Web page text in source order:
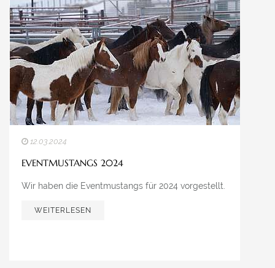
UNSERE WEITEREN WEBSEITEN
AMERICAN MUSTANG GERMANY
MUSTANG MAKEOVER
MEDIATHEK
12.03.2024
EVENTMUSTANGS 2024
Wir haben die Eventmustangs für 2024 vorgestellt.
WEITERLESEN